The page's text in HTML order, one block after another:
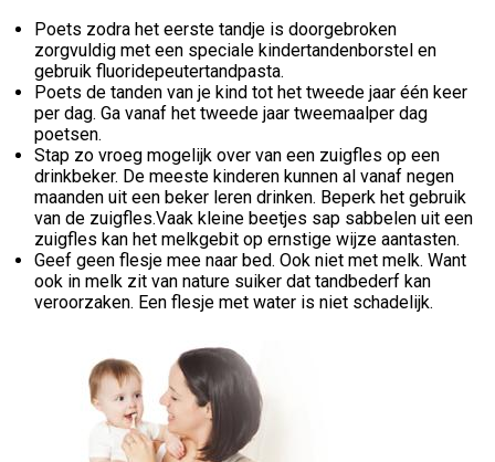
Poets zodra het eerste tandje is doorgebroken
zorgvuldig met een speciale kindertandenborstel en
gebruik fluoridepeutertandpasta.
Poets de tanden van je kind tot het tweede jaar één keer
per dag. Ga vanaf het tweede jaar tweemaalper dag
poetsen.
Stap zo vroeg mogelijk over van een zuigfles op een
drinkbeker. De meeste kinderen kunnen al vanaf negen
maanden uit een beker leren drinken. Beperk het gebruik
van de zuigfles.Vaak kleine beetjes sap sabbelen uit een
zuigfles kan het melkgebit op ernstige wijze aantasten.
Geef geen flesje mee naar bed. Ook niet met melk. Want
ook in melk zit van nature suiker dat tandbederf kan
veroorzaken. Een flesje met water is niet schadelijk.